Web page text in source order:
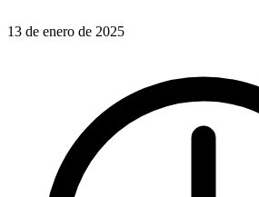
13 de enero de 2025